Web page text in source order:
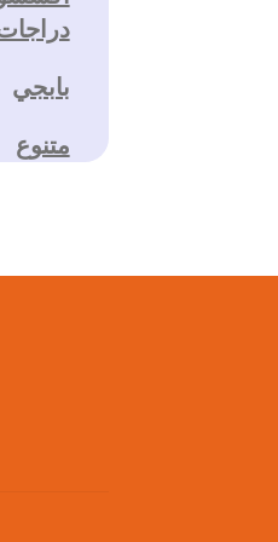
بابجي
متنوع